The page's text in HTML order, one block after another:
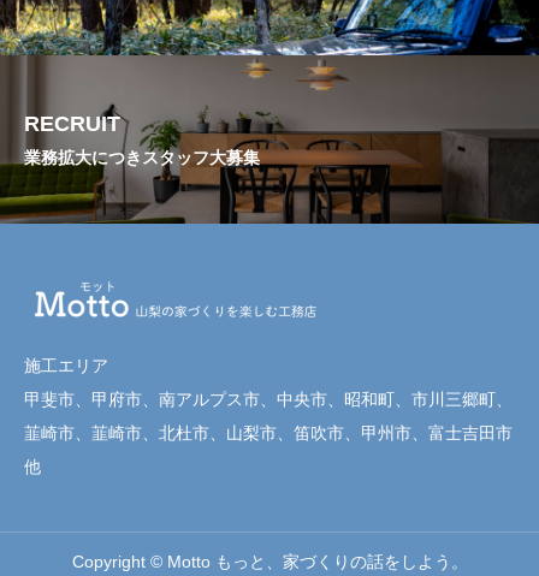
RECRUIT
業務拡大につきスタッフ大募集
施工エリア
甲斐市、甲府市、南アルプス市、中央市、昭和町、市川三郷町、
韮崎市、韮崎市、北杜市、山梨市、笛吹市、甲州市、富士吉田市
他
Copyright © Motto もっと、家づくりの話をしよう。